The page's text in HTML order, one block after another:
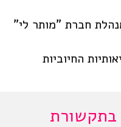
חברת "מותר לי"
החיוביות
בתקשורת